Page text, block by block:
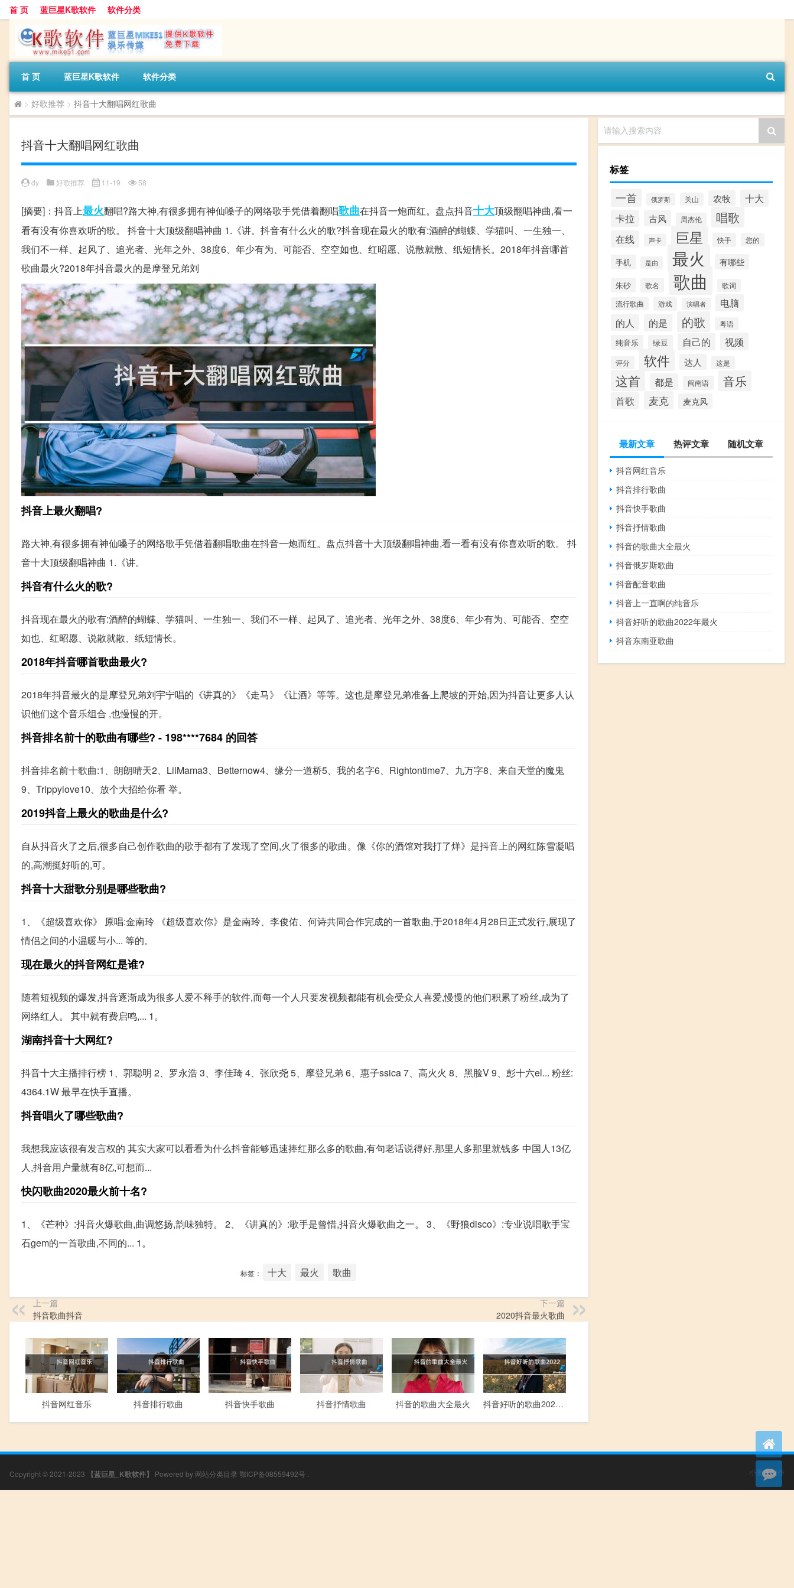
首 页 蓝巨星K歌软件 软件分类
首 页 蓝巨星K歌软件 软件分类
> 好歌推荐 > 抖音十大翻唱网红歌曲
抖音十大翻唱网红歌曲
dy 好歌推荐 11-19 58
[摘要]：抖音上最火翻唱?路大神,有很多拥有神仙嗓子的网络歌手凭借着翻唱歌曲在抖音一炮而红。盘点抖音十大顶级翻唱神曲,看一
看有没有你喜欢听的歌。 抖音十大顶级翻唱神曲 1.《讲。抖音有什么火的歌?抖音现在最火的歌有:酒醉的蝴蝶、学猫叫、一生独一、
我们不一样、起风了、追光者、光年之外、38度6、年少有为、可能否、空空如也、红昭愿、说散就散、纸短情长。2018年抖音哪首
歌曲最火?2018年抖音最火的是摩登兄弟刘
抖音上最火翻唱?
路大神,有很多拥有神仙嗓子的网络歌手凭借着翻唱歌曲在抖音一炮而红。盘点抖音十大顶级翻唱神曲,看一看有没有你喜欢听的歌。 抖
音十大顶级翻唱神曲 1.《讲。
抖音有什么火的歌?
抖音现在最火的歌有:酒醉的蝴蝶、学猫叫、一生独一、我们不一样、起风了、追光者、光年之外、38度6、年少有为、可能否、空空
如也、红昭愿、说散就散、纸短情长。
2018年抖音哪首歌曲最火?
2018年抖音最火的是摩登兄弟刘宇宁唱的《讲真的》《走马》《让酒》等等。这也是摩登兄弟准备上爬坡的开始,因为抖音让更多人认
识他们这个音乐组合 ,也慢慢的开。
抖音排名前十的歌曲有哪些? - 198****7684 的回答
抖音排名前十歌曲:1、朗朗晴天2、LilMama3、Betternow4、缘分一道桥5、我的名字6、Rightontime7、九万字8、来自天堂的魔鬼
9、Trippylove10、放个大招给你看 举。
2019抖音上最火的歌曲是什么?
自从抖音火了之后,很多自己创作歌曲的歌手都有了发现了空间,火了很多的歌曲。像《你的酒馆对我打了烊》是抖音上的网红陈雪凝唱
的,高潮挺好听的,可。
抖音十大甜歌分别是哪些歌曲?
1、《超级喜欢你》 原唱:金南玲 《超级喜欢你》是金南玲、李俊佑、何诗共同合作完成的一首歌曲,于2018年4月28日正式发行,展现了
情侣之间的小温暖与小... 等的。
现在最火的抖音网红是谁?
随着短视频的爆发,抖音逐渐成为很多人爱不释手的软件,而每一个人只要发视频都能有机会受众人喜爱,慢慢的他们积累了粉丝,成为了
网络红人。 其中就有费启鸣,... 1。
湖南抖音十大网红?
抖音十大主播排行榜 1、郭聪明 2、罗永浩 3、李佳琦 4、张欣尧 5、摩登兄弟 6、惠子ssica 7、高火火 8、黑脸V 9、彭十六el... 粉丝:
4364.1W 最早在快手直播。
抖音唱火了哪些歌曲?
我想我应该很有发言权的 其实大家可以看看为什么抖音能够迅速捧红那么多的歌曲,有句老话说得好,那里人多那里就钱多 中国人13亿
人,抖音用户量就有8亿,可想而...
快闪歌曲2020最火前十名?
1、《芒种》:抖音火爆歌曲,曲调悠扬,韵味独特。 2、《讲真的》:歌手是曾惜,抖音火爆歌曲之一。 3、《野狼disco》:专业说唱歌手宝
石gem的一首歌曲,不同的... 1。
标签： 十大 最火 歌曲
上一篇
抖音歌曲抖音
下一篇
2020抖音最火歌曲
抖音网红音乐 抖音排行歌曲 抖音快手歌曲 抖音抒情歌曲 抖音的歌曲大全最火 抖音好听的歌曲2022年最火
请输入搜索内容
标签
一首 俄罗斯 关山 农牧
十大
卡拉
古风 周杰伦 唱歌
在线 声卡 巨星 快手 您的
手机 是由 最火 有哪些
朱砂 歌名 歌曲
歌词
流行歌曲
游戏 演唱者 电脑
的人 的是 的歌 粤语
纯音乐 绿豆 自己的 视频
评分 软件 达人 这是
这首 都是 闽南语 音乐
首歌 麦克 麦克风
最新文章 热评文章 随机文章
抖音网红音乐
抖音排行歌曲
抖音快手歌曲
抖音抒情歌曲
抖音的歌曲大全最火
抖音俄罗斯歌曲
抖音配音歌曲
抖音上一直啊的纯音乐
抖音好听的歌曲2022年最火
抖音东南亚歌曲
Copyright © 2021-2023 【蓝巨星_K歌软件】 Powered by 网站分类目录 鄂ICP备08559492号 小男孩制作